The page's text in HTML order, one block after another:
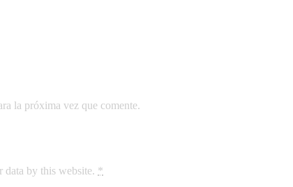
la próxima vez que comente.
by this website. *